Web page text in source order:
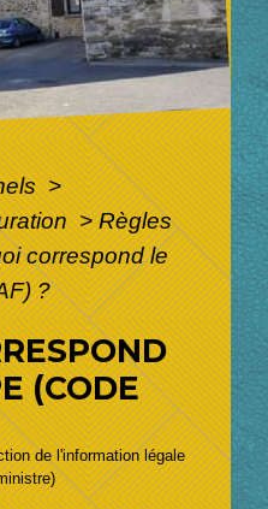
>
> Règles
correspond le
?
(CODE
de l'information légale